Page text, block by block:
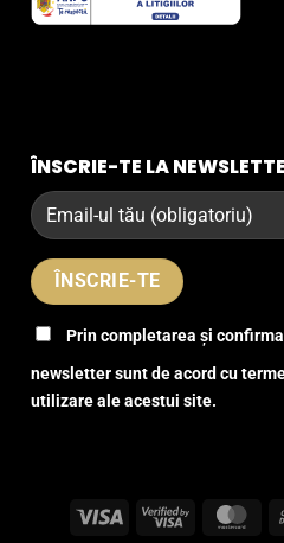
ÎNSCRIE-TE LA
Prin completarea și
newsletter sunt de acord cu
utilizare ale acestui site.
Visa
Visa